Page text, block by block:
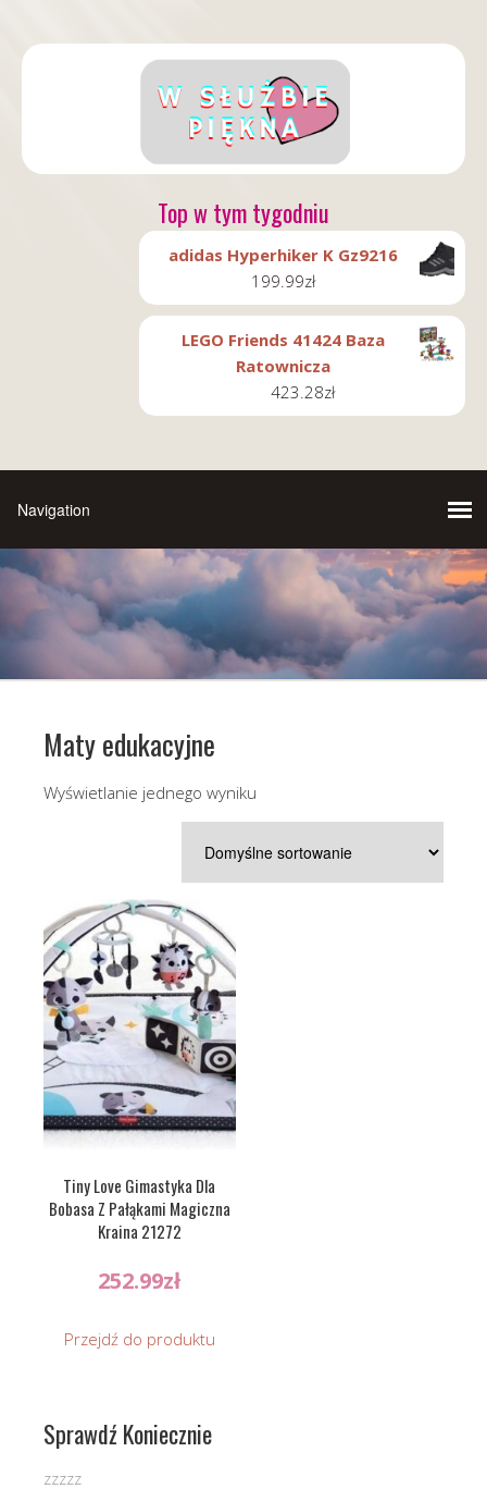
Top w tym tygodniu
adidas Hyperhiker K Gz9216
199.99zł
LEGO Friends 41424 Baza
Ratownicza
423.28zł
Maty edukacyjne
Wyświetlanie jednego wyniku
Tiny Love Gimastyka Dla
Bobasa Z Pałąkami Magiczna
Kraina 21272
252.99zł
Przejdź do produktu
Sprawdź Koniecznie
zzzzz